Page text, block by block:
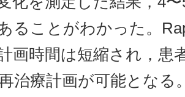
ることがわかった。
画時間は短縮され，患
治療計画が可能となる